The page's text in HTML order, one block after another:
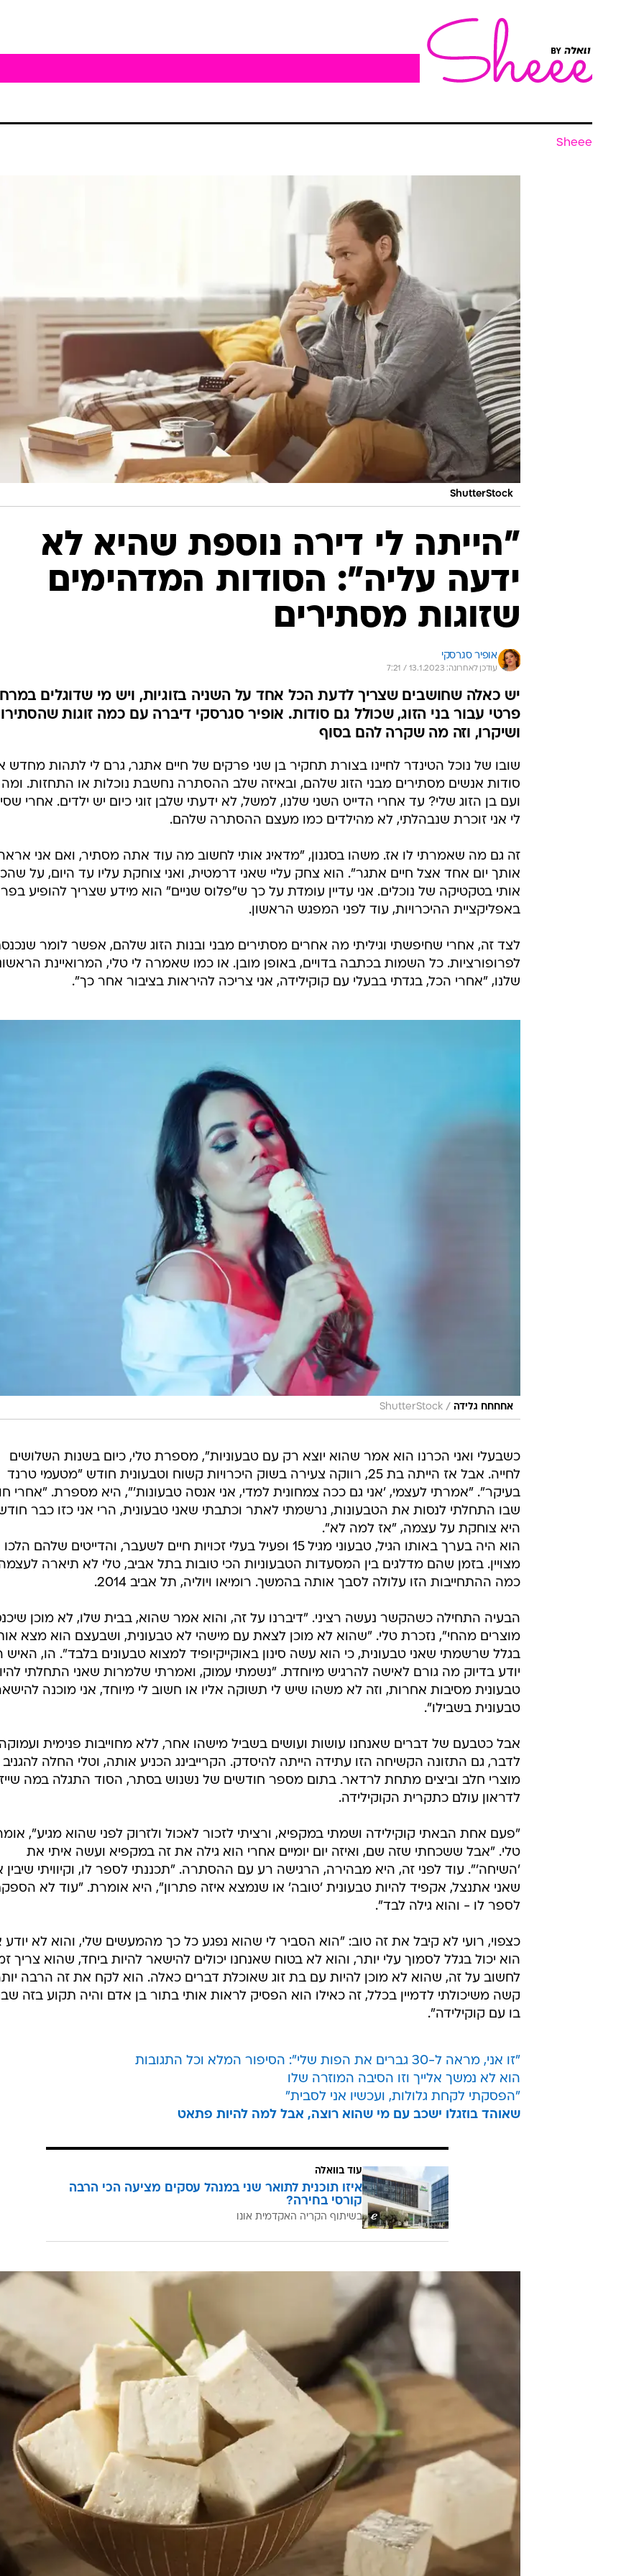
Sheee
ShutterStock
"הייתה לי דירה נוספת שהיא לא
ידעה עליה": הסודות המדהימים
שזוגות מסתירים
אופיר סגרסקי
עודכן לאחרונה: 13.1.2023 / 7:21
יש כאלה שחושבים שצריך לדעת הכל אחד על השניה בזוגיות, ויש מי שדוגלים
פרטי עבור בני הזוג, שכולל גם סודות. אופיר סגרסקי דיברה עם כמה זוגות שהסתירו
ושיקרו, וזה מה שקרה להם בסוף
שובו של נוכל הטינדר לחיינו בצורת תחקיר בן שני פרקים של חיים אתגר, גרם לי לתהות מחדש
סודות אנשים מסתירים מבני הזוג שלהם, ובאיזה שלב ההסתרה נחשבת נוכלות או התחזות. ומה
ועם בן הזוג שלי? עד אחרי הדייט השני שלנו, למשל, לא ידעתי שלבן זוגי כיום יש ילדים. אחרי
לי אני זוכרת שנבהלתי, לא מהילדים כמו מעצם ההסתרה שלהם.
זה גם מה שאמרתי לו אז. משהו בסגנון, "מדאיג אותי לחשוב מה עוד אתה מסתיר, ואם אני
אותך יום אחד אצל חיים אתגר". הוא צחק עליי שאני דרמטית, ואני צוחקת עליו עד היום, על
אותי בטקטיקה של נוכלים. אני עדיין עומדת על כך ש"פלוס שניים" הוא מידע שצריך להופיע
באפליקציית ההיכרויות, עוד לפני המפגש הראשון.
לצד זה, אחרי שחיפשתי וגיליתי מה אחרים מסתירים מבני ובנות הזוג שלהם, אפשר לומר
לפרופורציות. כל השמות בכתבה בדויים, באופן מובן. או כמו שאמרה לי טלי, המרואיינת
שלנו, "אחרי הכל, בגדתי בבעלי עם קוקילידה, אני צריכה להיראות בציבור אחר כך".
אחחחח גלידה /
ShutterStock
כשבעלי ואני הכרנו הוא אמר שהוא יוצא רק עם טבעוניות", מספרת טלי, כיום בשנות השלושים
לחייה. אבל אז הייתה בת 25, רווקה צעירה בשוק היכרויות קשוח וטבעונית חודש "מטעמי טרנד
בעיקר". "אמרתי לעצמי, 'אני גם ככה צמחונית למדי, אני אנסה טבעונות'", היא מספרת. "אחרי
שבו התחלתי לנסות את הטבעונות, נרשמתי לאתר וכתבתי שאני טבעונית, הרי אני כזו כבר
היא צוחקת על עצמה, "אז למה לא".
הוא היה בערך באותו הגיל, טבעוני מגיל 15 ופעיל בעלי זכויות חיים לשעבר, והדייטים שלהם הלכו
מצויין. בזמן שהם מדלגים בין המסעדות הטבעוניות הכי טובות בתל אביב, טלי לא תיארה
כמה ההתחייבות הזו עלולה לסבך אותה בהמשך. רומיאו ויוליה, תל אביב 2014.
הבעיה התחילה כשהקשר נעשה רציני. "דיברנו על זה, והוא אמר שהוא, בבית שלו, לא מוכן
מוצרים מהחי", נזכרת טלי. "שהוא לא מוכן לצאת עם מישהי לא טבעונית, ושבעצם הוא מצא
בגלל שרשמתי שאני טבעונית, כי הוא עשה סינון באוקייקיופיד למצוא טבעונים בלבד". הו, האיש
יודע בדיוק מה גורם לאישה להרגיש מיוחדת. "נשמתי עמוק, ואמרתי שלמרות שאני התחלתי
טבעונית מסיבות אחרות, וזה לא משהו שיש לי תשוקה אליו או חשוב לי מיוחד, אני מוכנה
טבעונית בשבילו".
אבל כטבעם של דברים שאנחנו עושות ועושים בשביל מישהו אחר, ללא מחוייבות פנימית ועמוקה
לדבר, גם התזונה הקשיחה הזו עתידה הייתה להיסדק. הקרייבינג הכניע אותה, וטלי החלה להגניב
מוצרי חלב וביצים מתחת לרדאר. בתום מספר חודשים של נשנוש בסתר, הסוד התגלה במה
לדראון עולם כתקרית הקוקילידה.
"פעם אחת הבאתי קוקילידה ושמתי במקפיא, ורציתי לזכור לאכול ולזרוק לפני שהוא מגיע",
טלי. "אבל ששכחתי שזה שם, ואיזה יום יומיים אחרי הוא גילה את זה במקפיא ועשה איתי את
'השיחה'". עוד לפני זה, היא מבהירה, הרגישה רע עם ההסתרה. "תכננתי לספר לו, וקיוויתי שיבין
שאני אתנצל, אקפיד להיות טבעונית 'טובה' או שנמצא איזה פתרון", היא אומרת. "עוד לא
לספר לו - והוא גילה לבד".
כצפוי, רועי לא קיבל את זה טוב: "הוא הסביר לי שהוא נפגע כל כך מהמעשים שלי, והוא לא יודע
הוא יכול בגלל לסמוך עלי יותר, והוא לא בטוח שאנחנו יכולים להישאר להיות ביחד, שהוא צריך
לחשוב על זה, שהוא לא מוכן להיות עם בת זוג שאוכלת דברים כאלה. הוא לקח את זה הרבה
קשה משיכולתי לדמיין בכלל, זה כאילו הוא הפסיק לראות אותי בתור בן אדם והיה תקוע בזה
בו עם קוקילידה".
"זו אני, מראה ל-30 גברים את הפות שלי": הסיפור המלא וכל התגובות
הוא לא נמשך אלייך וזו הסיבה המוזרה שלו
"הפסקתי לקחת גלולות, ועכשיו אני לסבית"
שאוהד בוזגלו ישכב עם מי שהוא רוצה, אבל למה להיות פתאט
עוד בוואלה
איזו תוכנית לתואר שני במנהל עסקים מציעה הכי הרבה
קורסי בחירה?
בשיתוף הקריה האקדמית אונו